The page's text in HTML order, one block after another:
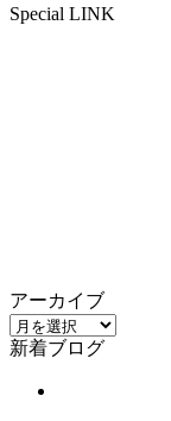
Special LINK
アーカイブ
ア
ー
新着ブログ